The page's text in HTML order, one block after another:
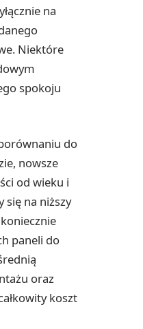
na
Niektóre
spokoju
do
nowsze
od wieku i
się na niższy
paneli do
oraz
koszt